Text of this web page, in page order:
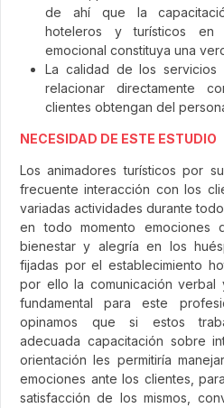
de ahí que la
hoteleros y turísticos
emocional constituya una
La calidad de los
relacionar directamente
clientes obtengan del
NECESIDAD DE ESTE ESTUDIO
Los animadores turísticos por
frecuente interacción con los
variadas actividades durante
en todo momento emociones
bienestar y alegría en los
fijadas por el establecimiento
por ello la comunicación
fundamental para este
opinamos que si estos
adecuada capacitación sobre
orientación les permitiría
emociones ante los clientes,
satisfacción de los mismos,